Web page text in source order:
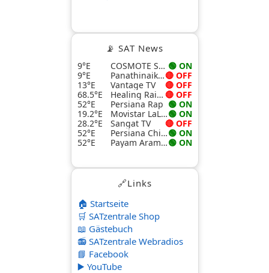
📡 SAT News
9°E COSMOTE Sport Superleague Pass 🟢 ON
9°E
Panathinaikos SL Pass🔴 OFF
13°E
Vantage TV
🔴 OFF
68.5°E
Healing Rain TV 🔴 OFF
52°E
Persiana Rap 🟢 ON
19.2°E
Movistar LaLiga 4🟢 ON
28.2°E
Sangat TV
🔴 OFF
52°E
Persiana China🟢 ON
52°E
Payam Aramesh HD🟢 ON
🔗Links
🏠 Startseite
🛒 SATzentrale Shop
📖 Gästebuch
📻 SATzentrale Webradios
📘 Facebook
▶️ YouTube